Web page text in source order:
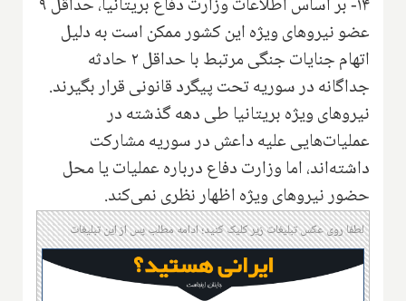
۱۴- بر اساس اطلاعات وزارت دفاع بریتانیا، حداقل ۹
عضو نیروهای ویژه این کشور ممکن است به دلیل
اتهام جنایات جنگی مرتبط با حداقل ۲ حادثه
جداگانه در سوریه تحت پیگرد قانونی قرار بگیرند.
نیروهای ویژه بریتانیا طی دهه گذشته در
عملیات‌هایی علیه داعش در سوریه مشارکت
داشته‌اند، اما وزارت دفاع درباره عملیات یا محل
حضور نیروهای ویژه اظهار نظری نمی‌کند.
لطفا روی عکس تبلیغات زیر کلیک کنید؛ ادامه مطلب پس از این تبلیغات